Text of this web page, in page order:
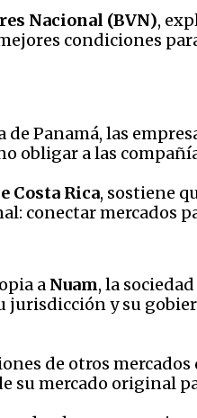
Nacional (BVN),
condiciones
de Panamá, las
obligar a las
Costa Rica, sostiene
conectar mercados
a Nuam, la
jurisdicción y su
de otros mercados
su mercado original